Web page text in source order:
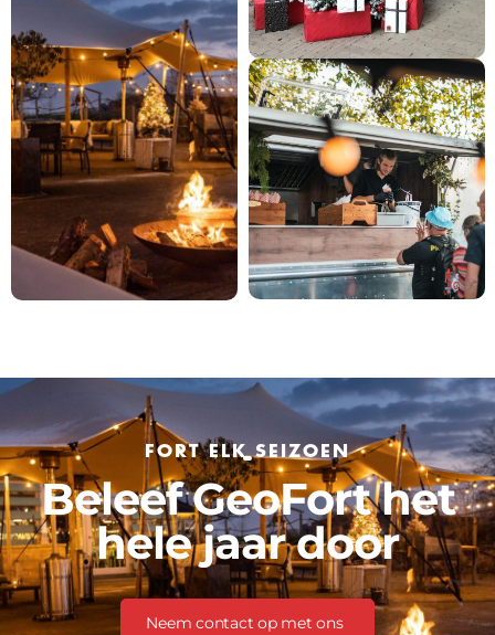
FORT ELK SEIZOEN
Beleef GeoFort het
hele jaar door
Neem contact op met ons